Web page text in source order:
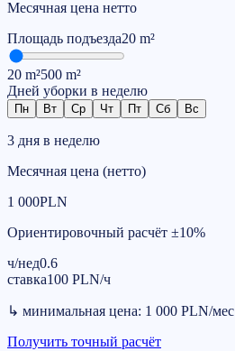
Месячная цена нетто
Площадь подъезда20 m²
20 m²500 m²
Дней уборки в неделю
Пн Вт Ср Чт Пт Сб Вс
3 дня в неделю
Месячная цена (нетто)
1 000PLN
Ориентировочный расчёт ±10%
ч/нед0.6
ставка100 PLN/ч
↳ минимальная цена: 1 000 PLN/мес
Получить точный расчёт